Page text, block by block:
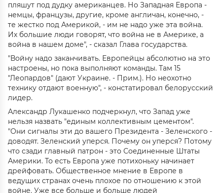
пляшут под дудку американцев. Но Западная Европа -
немцы, французы, другие, кроме англичан, конечно, -
те жестко под Америкой, - им не надо уже эта война.
Их большие люди говорят, что война не в Америке, а
война в нашем доме", - сказал Глава государства.
"Войну надо заканчивать. Европейцы абсолютно на это
настроены, но пока выполняют команды. Там 15
"Леопардов" (дают Украине. - Прим.). Но неохотно
технику отдают военную", - констатировал белорусский
лидер.
Александр Лукашенко подчеркнул, что Запад уже
нельзя назвать "единым коллективным цементом".
"Они сигналы эти до вашего Президента - Зеленского -
доводят. Зеленский уперся. Почему он уперся? Потому
что сзади главный патрон - это Соединенные Штаты
Америки. То есть Европа уже потихоньку начинает
дрейфовать. Общественное мнение в Европе в
ведущих странах очень плохое по отношению к этой
войне. Уже все больше и больше людей